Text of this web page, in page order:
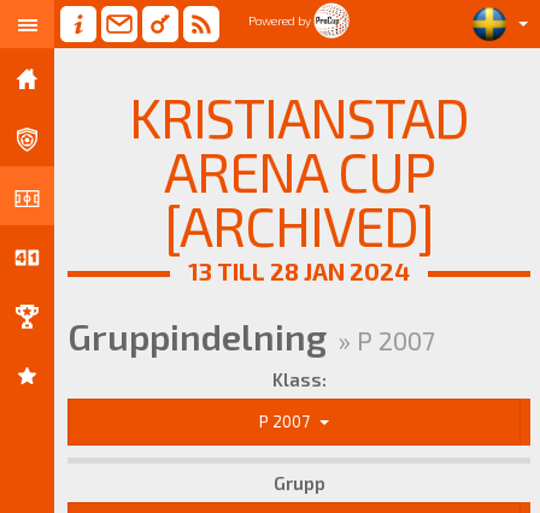
Powered by
KRISTIANSTAD
ARENA CUP
[ARCHIVED]
13 TILL 28 JAN 2024
Gruppindelning » P 2007
Klass:
P 2007
Grupp